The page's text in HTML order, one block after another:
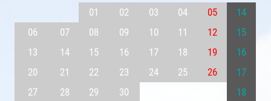
01
02 03 04 05
14
06
07 08 09 10 11 12
15
13
14 15 16 17 18 19
16
20
21 22 23 24 25 26
17
27
28 29 30 18